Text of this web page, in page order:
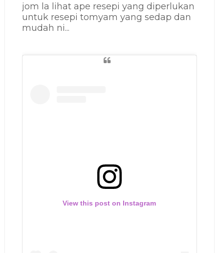
jom la lihat ape resepi yang diperlukan
untuk resepi tomyam yang sedap dan
mudah ni...
View this post on Instagram